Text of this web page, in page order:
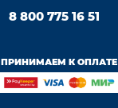
8 800 775 16 51
ПРИНИМАЕМ К ОПЛАТЕ